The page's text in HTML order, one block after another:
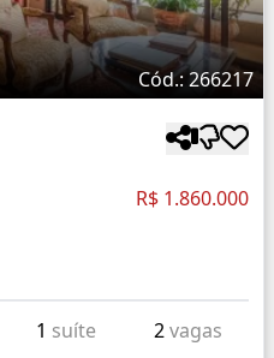
Cód.: 266217
R$ 1.860.000
1 suíte 2vagas